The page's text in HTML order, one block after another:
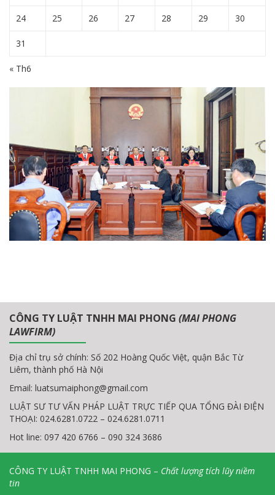
24 25 26 27 28 29 30
31
« Th6
CÔNG TY LUẬT TNHH MAI PHONG (MAI PHONG
LAWFIRM)
Địa chỉ trụ sở chính: Số 202 Hoàng Quốc Việt, quận Bắc Từ
Liêm, thành phố Hà Nội
Email: luatsumaiphong@gmail.com
LUẬT SƯ TƯ VẤN PHÁP LUẬT TRỰC TIẾP QUA TỔNG ĐÀI ĐIỆN
THOẠI: 024.6281.0722 – 024.6281.0711
Hot line: 097 420 6766 – 090 324 3686
CÔNG TY LUẬT TNHH MAI PHONG – Chất lượng tích lũy niềm
tin